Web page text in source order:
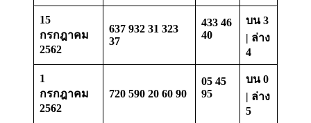
15
กรกฎาคม
2562
637 932 31 323
37
433 46
40
บน 3
| ล่าง
4
1
กรกฎาคม
2562
720 590 20 60 90
05 45
95
บน 0
| ล่าง
5